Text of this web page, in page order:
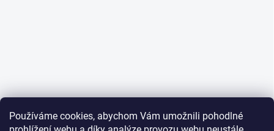
Používáme cookies, abychom Vám umožnili pohodlné